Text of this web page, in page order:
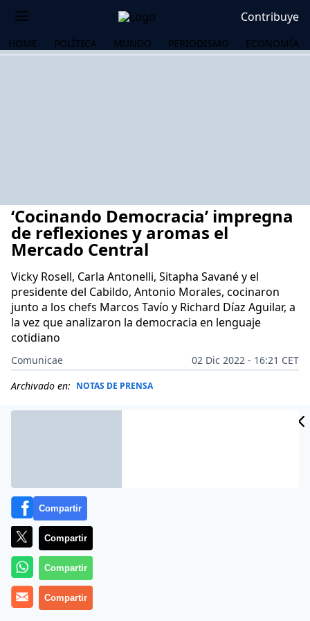
Contribuye
HOME POLÍTICA MUNDO PERIODISMO ECONOMÍA
‘Cocinando Democracia’ impregna
de reflexiones y aromas el
Mercado Central
Vicky Rosell, Carla Antonelli, Sitapha Savané y el
presidente del Cabildo, Antonio Morales, cocinaron
junto a los chefs Marcos Tavío y Richard Díaz Aguilar, a
la vez que analizaron la democracia en lenguaje
cotidiano
Comunicae
02 Dic 2022 - 16:21 CET
Archivado en: NOTAS DE PRENSA
ElCabildo de Gran Canaria
Compartir
Compartir
Compartir
Compartir